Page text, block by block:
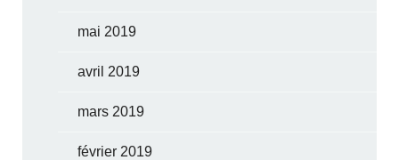
mai 2019
avril 2019
mars 2019
février 2019